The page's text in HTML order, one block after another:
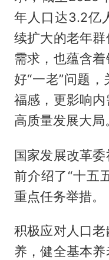
年人口达3.2亿
续扩大的老年
需求，也蕴含
好“一老”问题
福感，更影响
高质量发展大局
国家发展改革
前介绍了“十五
重点任务举措。
积极应对人口
养，健全基本